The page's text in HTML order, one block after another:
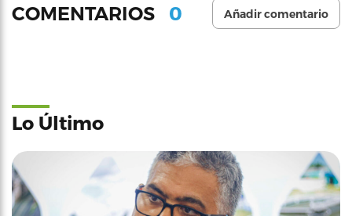
COMENTARIOS 0 Añadir comentario
Lo Último